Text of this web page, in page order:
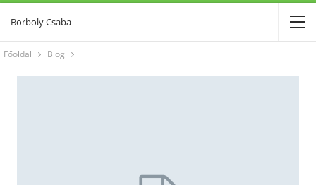
Borboly Csaba
Főoldal Blog